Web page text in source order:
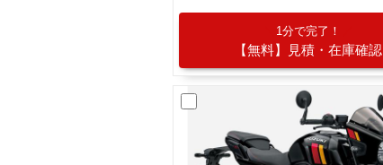
1分で完了！
【無料】見積・在庫確認